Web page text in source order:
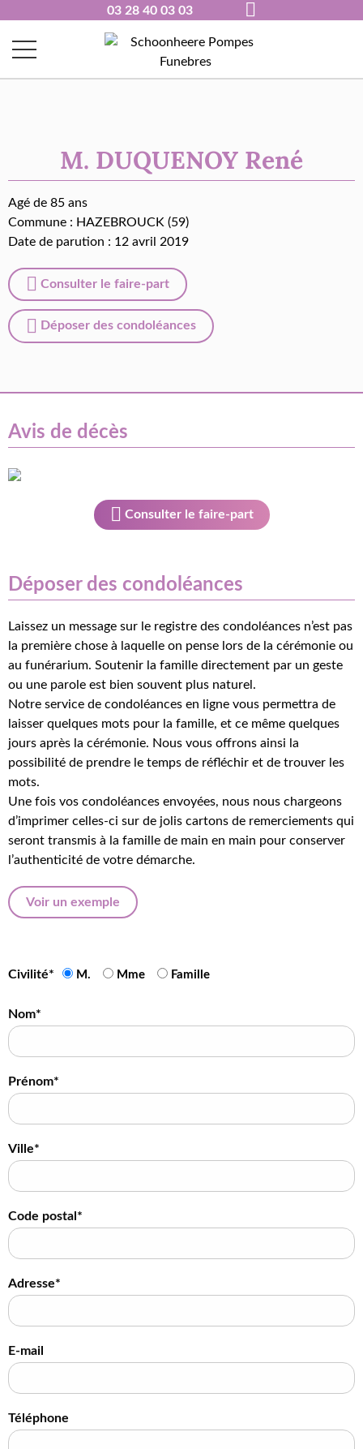
03 28 40 03 03
M. DUQUENOY René
Agé de 85 ans
Commune : HAZEBROUCK (59)
Date de parution : 12 avril 2019
Consulter le faire-part
Déposer des condoléances
Avis de décès
Consulter le faire-part
Déposer des condoléances
Laissez un message sur le registre des condoléances n’est pas
la première chose à laquelle on pense lors de la cérémonie ou
au funérarium. Soutenir la famille directement par un geste
ou une parole est bien souvent plus naturel.
Notre service de condoléances en ligne vous permettra de
laisser quelques mots pour la famille, et ce même quelques
jours après la cérémonie. Nous vous offrons ainsi la
possibilité de prendre le temps de réfléchir et de trouver les
mots.
Une fois vos condoléances envoyées, nous nous chargeons
d’imprimer celles-ci sur de jolis cartons de remerciements qui
seront transmis à la famille de main en main pour conserver
l’authenticité de votre démarche.
Voir un exemple
Civilité* M. Mme Famille
Nom*
Prénom*
Ville*
Code postal*
Adresse*
E-mail
Téléphone